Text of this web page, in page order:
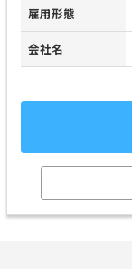
雇用形態
会社名